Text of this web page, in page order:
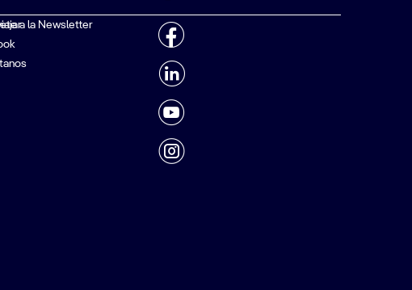
a la Newsletter